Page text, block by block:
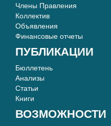
Члены Правления
Коллектив
Объявления
Финансовые отчеты
ПУБЛИКАЦИИ
Бюллетень
Анализы
Статьи
Книги
ВОЗМОЖНОСТИ